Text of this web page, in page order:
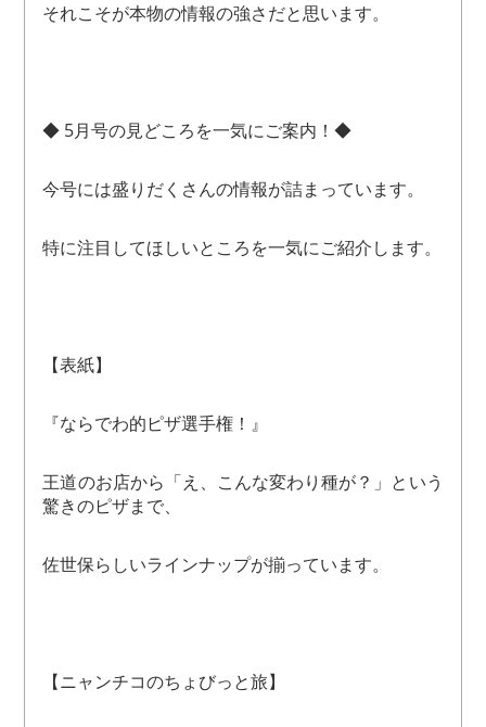
それこそが本物の情報の強さだと思います。
◆ 5月号の見どころを一気にご案内！◆
今号には盛りだくさんの情報が詰まっています。
特に注目してほしいところを一気にご紹介します。
【表紙】
『ならでわ的ピザ選手権！』
王道のお店から「え、こんな変わり種が？」という
驚きのピザまで、
佐世保らしいラインナップが揃っています。
【ニャンチコのちょびっと旅】